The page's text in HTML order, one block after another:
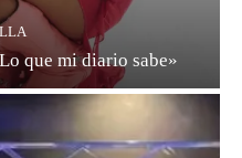
que mi diario sabe»